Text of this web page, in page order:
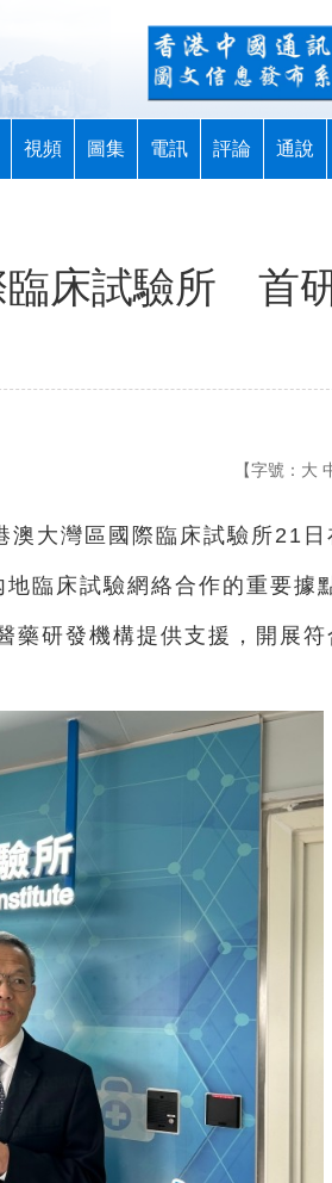
視頻 圖集 電訊 評論 通說
臨床試驗所 首
【字號： 大
大灣區國際臨床試驗所21日
臨床試驗網絡合作的重要據
藥研發機構提供支援，開展符